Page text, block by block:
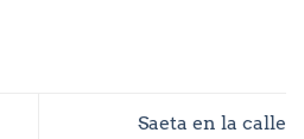
Saeta en la calle